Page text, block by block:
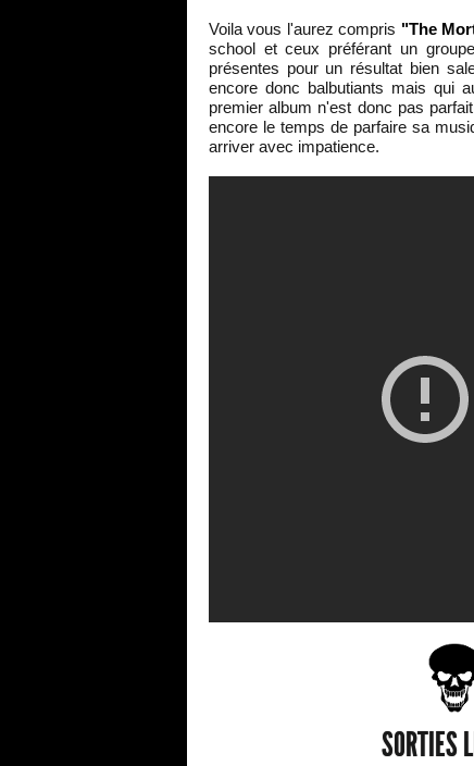
Voila vous l'aurez compris "The
school et ceux préférant un
présentes pour un résultat bien
encore donc balbutiants mais qui
premier album n'est donc pas
encore le temps de parfaire sa
arriver avec impatience.
SORTIES